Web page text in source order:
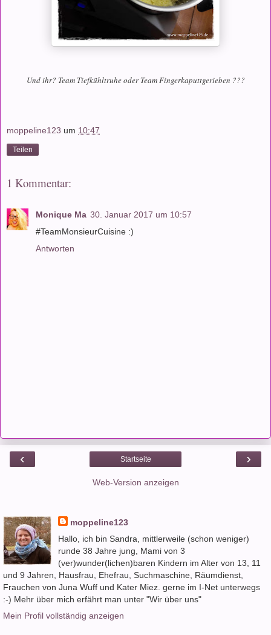
Und ihr? Team Tiefkühltruhe oder Team Fingerkaputtgerieben ???
moppeline123 um 10:47
Teilen
1 Kommentar:
Monique Ma 30. Januar 2017 um 10:57
#TeamMonsieurCuisine :)
Antworten
‹ ›
Startseite
Web-Version anzeigen
moppeline123
Hallo, ich bin Sandra, mittlerweile (schon weniger)
runde 38 Jahre jung, Mami von 3
(ver)wunder(lichen)baren Kindern im Alter von 13, 11
und 9 Jahren, Hausfrau, Ehefrau, Suchmaschine, Räumdienst,
Frauchen von Juna Wuff und Kater Miez. gerne im I-Net unterwegs
:-) Mehr über mich erfährt man unter "Wir über uns"
Mein Profil vollständig anzeigen